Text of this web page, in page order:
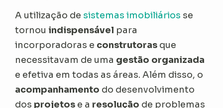
A utilização de sistemas imobiliários se
tornou indispensável para
incorporadoras e construtoras que
necessitavam de uma gestão organizada
e efetiva em todas as áreas. Além disso, o
acompanhamento do desenvolvimento
dos projetos e a resolução de problemas